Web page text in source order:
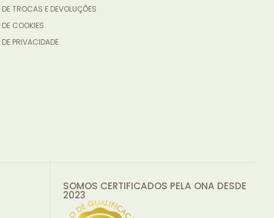
TROCAS E DEVOLUÇÕES
COOKIES
PRIVACIDADE
SOMOS CERTIFICADOS PELA ONA DESDE
2023